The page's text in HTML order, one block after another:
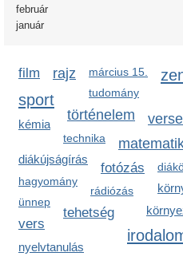
február
január
film rajz március 15.
tudomány
sport
történelem
kémia
technika
diákújságírás
fotózás
hagyomány
rádiózás
ünnep
tehetség
vers
nyelvtanulás